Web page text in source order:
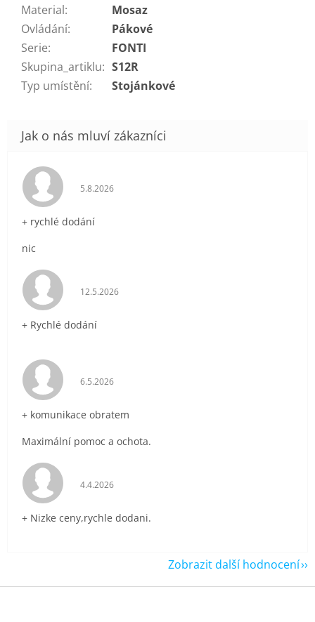
Material:
Mosaz
Ovládání:
Pákové
Serie:
FONTI
Skupina_artiklu: S12R
Typ umístění: Stojánkové
Hodnocení obchodu je 5 z 5 hvězdiček.
5.8.2026
+ rychlé dodání
nic
Hodnocení obchodu je 5 z 5 hvězdiček.
12.5.2026
+ Rychlé dodání
Hodnocení obchodu je 5 z 5 hvězdiček.
6.5.2026
+ komunikace obratem
Maximální pomoc a ochota.
Hodnocení obchodu je 5 z 5 hvězdiček.
4.4.2026
+ Nizke ceny,rychle dodani.
Zobrazit další hodnocení
Z